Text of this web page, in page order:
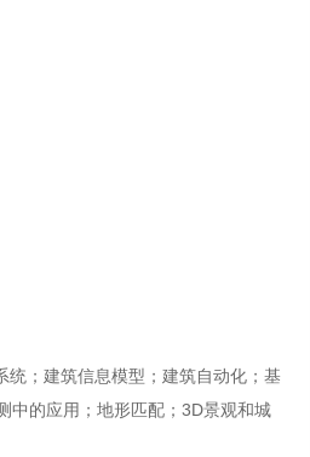
统；建筑信息模型；建筑自动化；基
中的应用；地形匹配；3D景观和城